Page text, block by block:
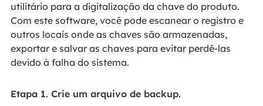
utilitário para a digitalização da chave do produto.
Com este software, você pode escanear o registro e
outros locais onde as chaves são armazenadas,
exportar e salvar as chaves para evitar perdê-las
devido à falha do sistema.
Etapa 1. Crie um arquivo de backup.